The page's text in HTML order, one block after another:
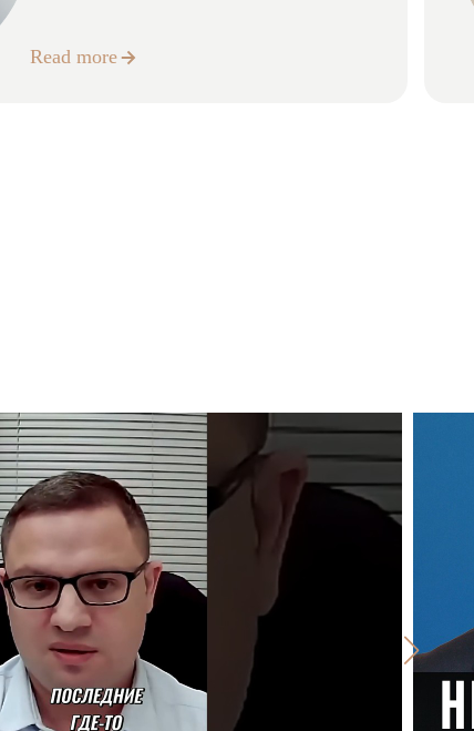
Read more